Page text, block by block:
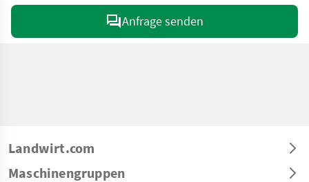
Anfrage senden
Landwirt.com
Maschinengruppen